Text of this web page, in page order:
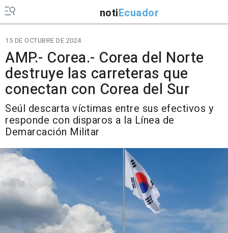
notiEcuador
15 DE OCTUBRE DE 2024
AMP.- Corea.- Corea del Norte
destruye las carreteras que
conectan con Corea del Sur
Seúl descarta víctimas entre sus efectivos y
responde con disparos a la Línea de
Demarcación Militar